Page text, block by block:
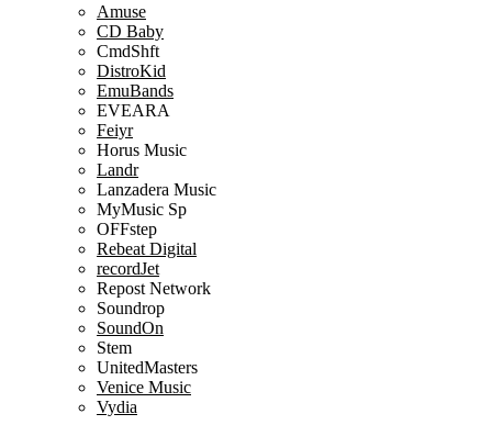
Amuse
CD Baby
CmdShft
DistroKid
EmuBands
EVEARA
Feiyr
Horus Music
Landr
Lanzadera Music
MyMusic Sp
OFFstep
Rebeat Digital
recordJet
Repost Network
Soundrop
SoundOn
Stem
UnitedMasters
Venice Music
Vydia